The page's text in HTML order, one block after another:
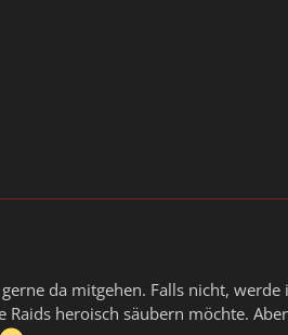
da mitgehen. Falls nicht,
heroisch säubern möchte.